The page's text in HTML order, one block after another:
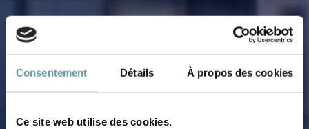
Consentement Détails À propos des cookies
Ce site web utilise des cookies.